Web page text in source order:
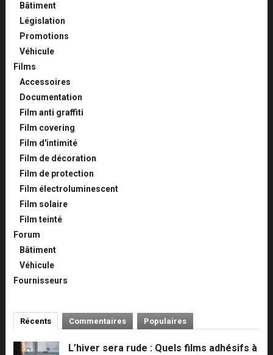
Bâtiment
Législation
Promotions
Véhicule
Films
Accessoires
Documentation
Film anti graffiti
Film covering
Film d'intimité
Film de décoration
Film de protection
Film électroluminescent
Film solaire
Film teinté
Forum
Bâtiment
Véhicule
Fournisseurs
Récents Commentaires Populaires
L’hiver sera rude : Quels films adhésifs à